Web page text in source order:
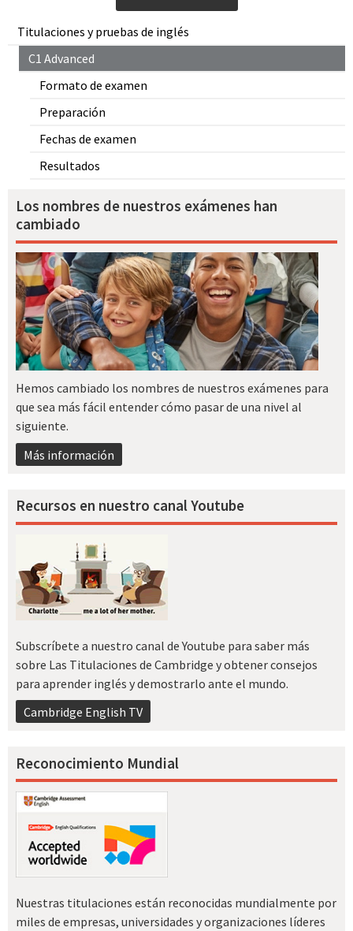
Titulaciones y pruebas de inglés
C1 Advanced
Formato de examen
Preparación
Fechas de examen
Resultados
Los nombres de nuestros exámenes han
cambiado
Hemos cambiado los nombres de nuestros exámenes para
que sea más fácil entender cómo pasar de una nivel al
siguiente.
Más información
Recursos en nuestro canal Youtube
Subscríbete a nuestro canal de Youtube para saber más
sobre Las Titulaciones de Cambridge y obtener consejos
para aprender inglés y demostrarlo ante el mundo.
Cambridge English TV
Reconocimiento Mundial
Nuestras titulaciones están reconocidas mundialmente por
miles de empresas, universidades y organizaciones líderes